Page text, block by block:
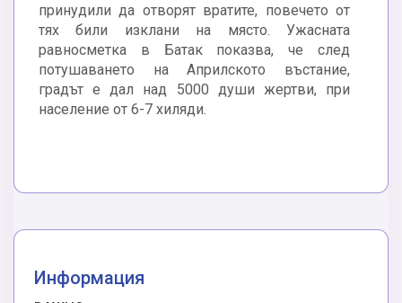
принудили да отворят вратите, повечето от
тях били изклани на място. Ужасната
равносметка в Батак показва, че след
потушаването на Априлското въстание,
градът е дал над 5000 души жертви, при
население от 6-7 хиляди.
Информация